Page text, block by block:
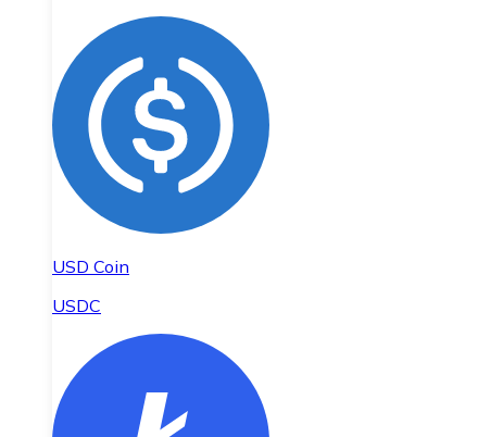
USD Coin
USDC